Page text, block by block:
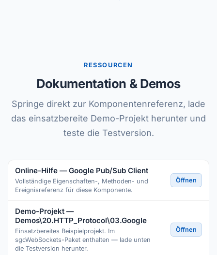
RESSOURCEN
Dokumentation & Demos
Springe direkt zur Komponentenreferenz, lade
das einsatzbereite Demo-Projekt herunter und
teste die Testversion.
Online-Hilfe — Google Pub/Sub Client
Vollständige Eigenschaften-, Methoden- und
Ereignisreferenz für diese Komponente.
Öffnen
Demo-Projekt —
Demos\20.HTTP_Protocol\03.Google
Einsatzbereites Beispielprojekt. Im
sgcWebSockets-Paket enthalten — lade unten
die Testversion herunter.
Öffnen